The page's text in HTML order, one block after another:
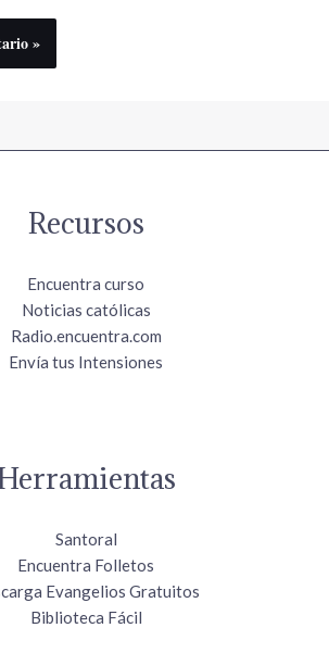
Recursos
Encuentra curso
Noticias católicas
Radio.encuentra.com
Envía tus Intensiones
Santoral
Encuentra Folletos
Evangelios Gratuitos
Biblioteca Fácil